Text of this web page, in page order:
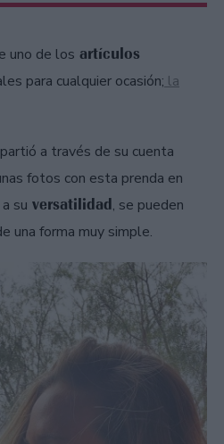
uno de los artículos
para cualquier ocasión; la
a través de su cuenta
fotos con esta prenda en
su versatilidad, se pueden
una forma muy simple.